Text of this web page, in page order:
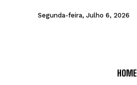
Segunda-feira, Julho 6, 2026
HOME